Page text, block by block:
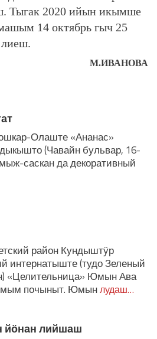
Тыгак 2020 ийын икымше
14 октябрь гыч 25
М.ИВАНОВА
Олаште «Ананас»
(Чавайн бульвар, 16-
саскан да декоративный
район Кундыштӱр
интернатыште (тудо Зеленый
«Целительница» Юмын Ава
почыныт. Юмынлудаш…
йӧнан лийшаш